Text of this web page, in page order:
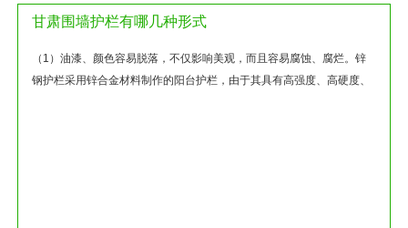
甘肃围墙护栏有哪几种形式
（1）油漆、颜色容易脱落，不仅影响美观，而且容易腐蚀、腐烂。锌
钢护栏采用锌合金材料制作的阳台护栏，由于其具有高强度、高硬度、